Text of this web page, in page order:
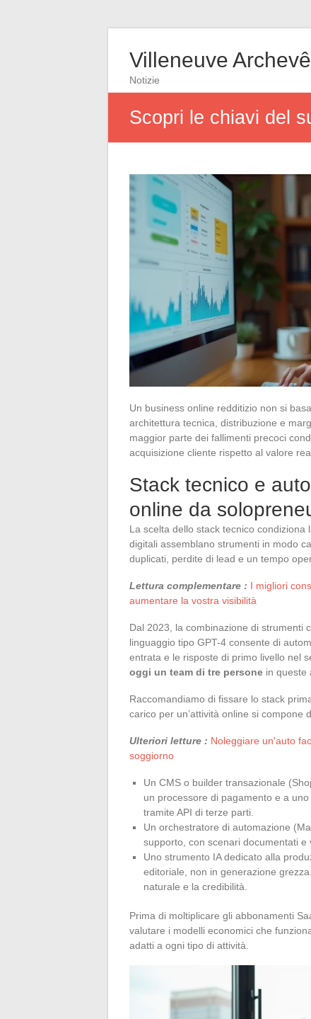
Villeneuve
Notizie
Scopri le chiavi del
Un business online redditizio non si
architettura tecnica, distribuzione e
maggior parte dei fallimenti precoci
acquisizione cliente rispetto al valore
Stack tecnico e
online da
La scelta dello stack tecnico
digitali assemblano strumenti in modo
duplicati, perdite di lead e un tempo
Lettura complementare : I migliori
aumentare la vostra visibilità
Dal 2023, la combinazione di strumenti
linguaggio tipo GPT-4 consente di
entrata e le risposte di primo livello nel
oggi un team di tre persone in queste
Raccomandiamo di fissare lo stack
carico per un’attività online si compone
Ulteriori letture : Noleggiare un'auto
soggiorno
Un CMS o builder transazionale
un processore di pagamento e a
tramite API di terze parti.
Un orchestratore di automazione
supporto, con scenari documentati e
Uno strumento IA dedicato alla
editoriale, non in generazione
naturale e la credibilità.
Prima di moltiplicare gli abbonamenti
valutare i modelli economici che
adatti a ogni tipo di attività.